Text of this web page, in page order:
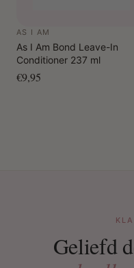
AS I AM
As I Am Bond Leave-In
Conditioner 237 ml
€9,95
Geliefd